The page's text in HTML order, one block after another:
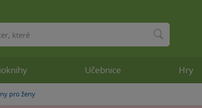
pro ženy
Učebnice Hry